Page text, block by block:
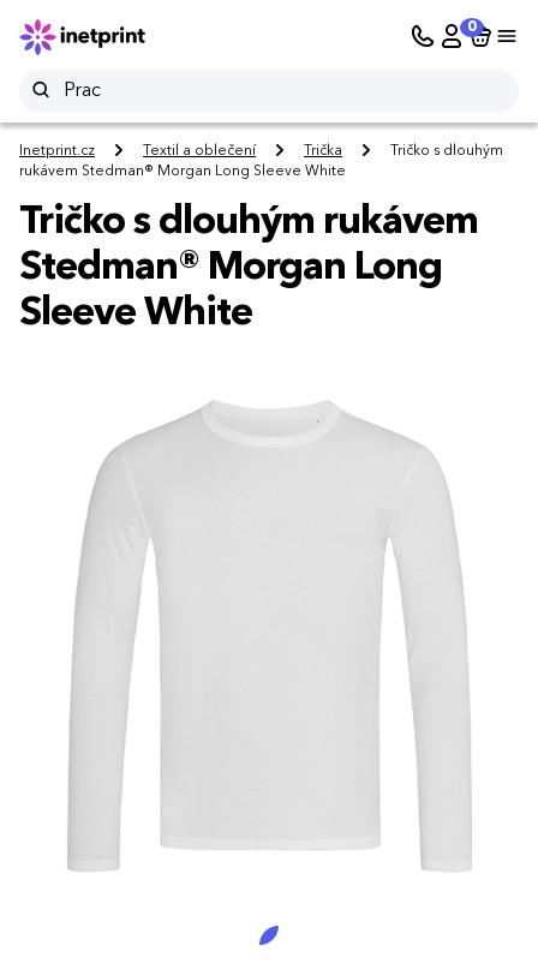
0
Inetprint.cz Textil a oblečení Trička
Tričko s dlouhým
rukávem Stedman® Morgan Long Sleeve White
Tričko s dlouhým rukávem
Stedman® Morgan Long
Sleeve White